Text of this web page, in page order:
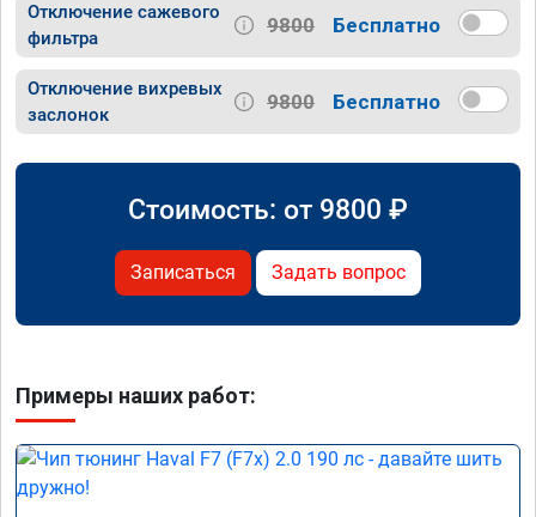
Отключение сажевого
фильтра
9800 Бесплатно
Отключение вихревых
заслонок
9800 Бесплатно
Стоимость: от 9800 ₽
Записаться Задать вопрос
Примеры наших работ: